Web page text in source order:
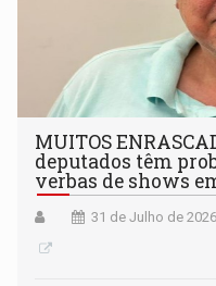
MUITOS
deputados têm
verbas de shows
31 de Julho de